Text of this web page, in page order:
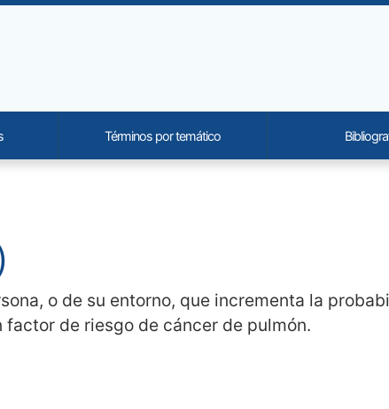
and content
o de su entorno, que incrementa la
de riesgo de cáncer de pulmón.
Términos por temático